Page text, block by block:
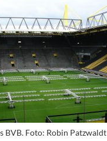
BVB. Foto: Robin Patzwaldt